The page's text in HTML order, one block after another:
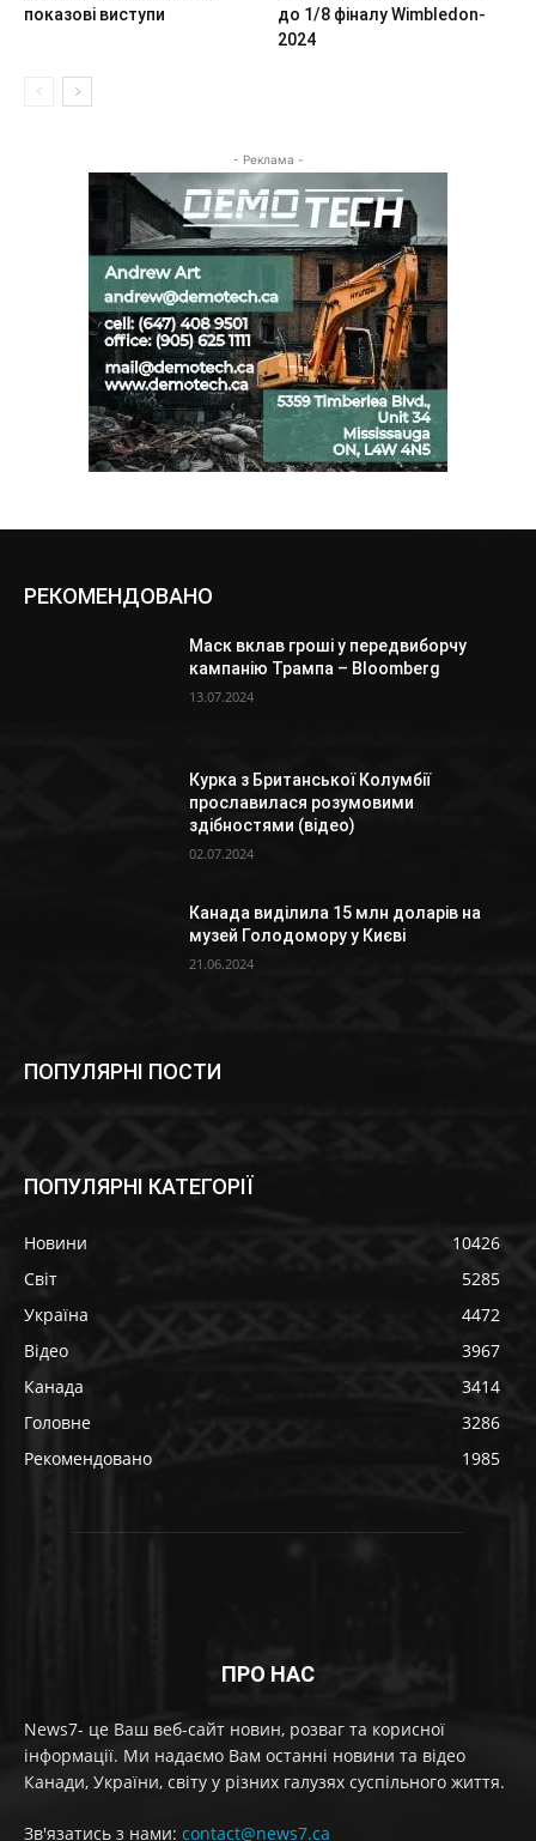
показові виступи
до 1/8 фіналу Wimbledon-
2024
- Реклама -
РЕКОМЕНДОВАНО
Маск вклав гроші у передвиборчу
кампанію Трампа – Bloomberg
13.07.2024
Курка з Британської Колумбії
прославилася розумовими
здібностями (відео)
02.07.2024
Канада виділила 15 млн доларів на
музей Голодомору у Києві
21.06.2024
ПОПУЛЯРНІ ПОСТИ
ПОПУЛЯРНІ КАТЕГОРІЇ
Новини
10426
Світ
5285
Україна
4472
Відео
3967
Канада
3414
Головне
3286
Рекомендовано
1985
ПРО НАС
News7- це Ваш веб-сайт новин, розваг та корисної
інформації. Ми надаємо Вам останні новини та відео
Канади, України, світу у різних галузях суспільного життя.
Зв'язатись з нами: contact@news7.ca